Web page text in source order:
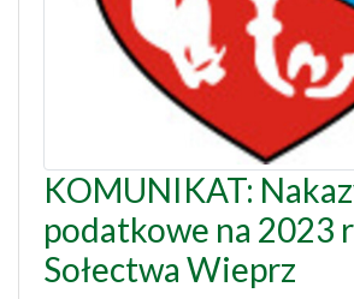
KOMUNIKAT:
podatkowe na 2023
Sołectwa Wieprz